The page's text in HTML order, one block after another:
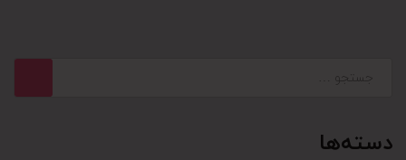
دسته‌ها